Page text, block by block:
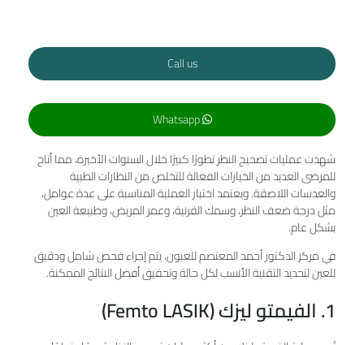
Call us
Whatsapp
شهدت عمليات تصحيح النظر تطورًا كبيرًا خلال السنوات الأخيرة، مما أتاح
للمرضى العديد من الخيارات الفعالة للتخلص من النظارات الطبية
والعدسات اللاصقة. ويعتمد اختيار العملية المناسبة على عدة عوامل،
مثل درجة ضعف النظر، وسمك القرنية، وعمر المريض، وطبيعة العين
بشكل عام.
في مركز الدكتور أحمد المعتصم للعيون، يتم إجراء فحص شامل ودقيق
للعين لتحديد التقنية الأنسب لكل حالة وتحقيق أفضل النتائج الممكنة.
1. الفيمتو ليزك (Femto LASIK)